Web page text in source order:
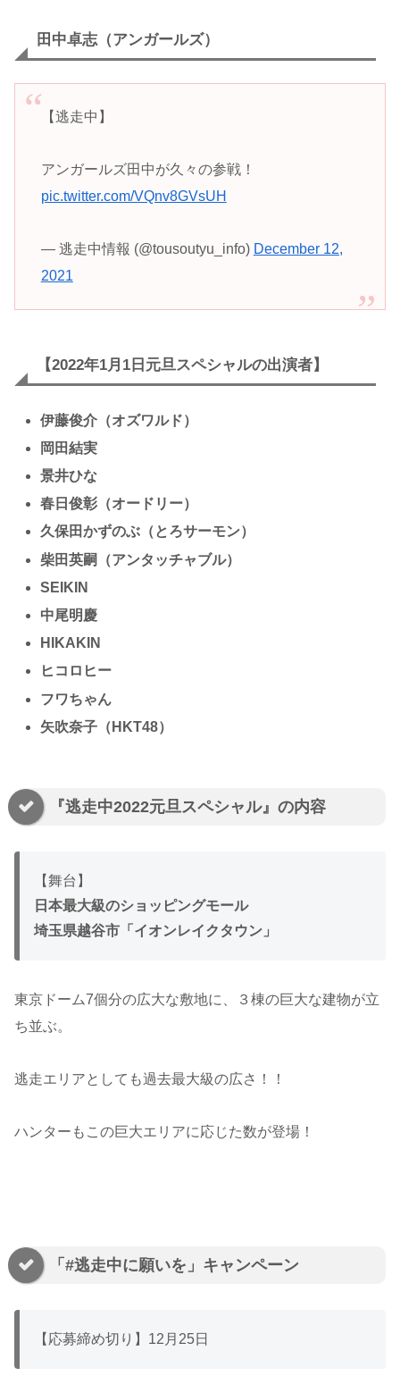
田中卓志（アンガールズ）
【逃走中】
アンガールズ田中が久々の参戦！
pic.twitter.com/VQnv8GVsUH
— 逃走中情報 (@tousoutyu_info) December 12,
2021
【2022年1月1日元旦スペシャルの出演者】
伊藤俊介 （オズワルド）
岡田結実
景井ひな
春日俊彰 （オードリー）
久保田かずのぶ （とろサーモン）
柴田英嗣
（アンタッチャブル）
SEIKIN
中尾明慶
HIKAKIN
ヒコロヒー
フワちゃん
矢吹奈子 （HKT48）
『逃走中2022元旦スペシャル』の内容
【舞台】
日本最大級のショッピングモール
埼玉県越谷市「イオンレイクタウン」
東京ドーム7個分の広大な敷地に、３棟の巨大な建物が立
ち並ぶ。
逃走エリアとしても過去最大級の広さ！！
ハンターもこの巨大エリアに応じた数が登場！
「#逃走中に願いを」キャンペーン
【応募締め切り】12月25日